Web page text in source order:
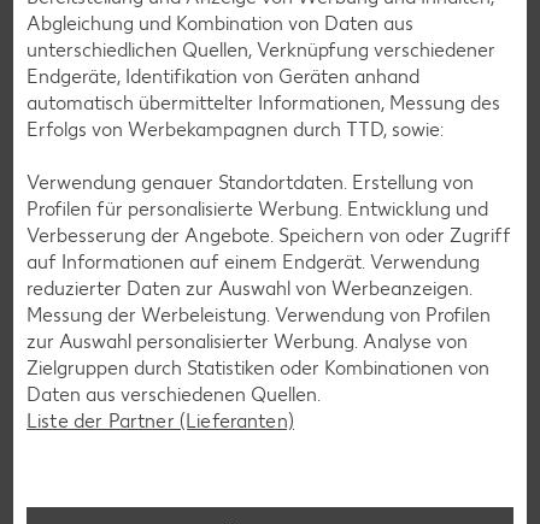
Newsletter-Anmeldung
Abonnenten profitieren von vielen Vorteilen wie den besten
Angeboten zum Donnerstag, Wochenende oder
Wochenstart sowie Aktionen und Gewinnspielen.
Zur Anmeldung
Abgleichung und Kombination von Daten aus
unterschiedlichen Quellen, Verknüpfung verschiedener
Endgeräte, Identifikation von Geräten anhand
automatisch übermittelter Informationen, Messung des
Erfolgs von Werbekampagnen durch TTD, sowie:
Verwendung genauer Standortdaten. Erstellung von
Profilen für personalisierte Werbung. Entwicklung und
Verbesserung der Angebote. Speichern von oder Zugriff
auf Informationen auf einem Endgerät. Verwendung
reduzierter Daten zur Auswahl von Werbeanzeigen.
Messung der Werbeleistung. Verwendung von Profilen
zur Auswahl personalisierter Werbung. Analyse von
Zielgruppen durch Statistiken oder Kombinationen von
Daten aus verschiedenen Quellen.
Liste der Partner (Lieferanten)